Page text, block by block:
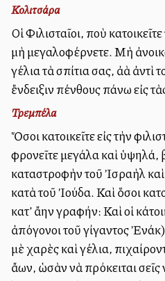
Κολιτσάρα
Οἱ Φιλισταῖοι, ποὺ
μὴ μεγαλοφέρνετε. Μὴ
γέλια τὰ σπίτια σας, ἀλλὰ
ἔνδειξιν πένθους ἐπάνω εἰς
Τρεμπέλα
Ὅσοι κατοικεῖτε εἰς τὴν
φρονεῖτε μεγάλα καὶ ὑψηλά,
καταστροφὴν τοῦ Ἰσραὴλ
κατὰ τοῦ Ἰούδα. Καὶ ὅσοι
κατ’ ἄλλην γραφήν: Καὶ οἱ
ἀπόγονοι τοῦ γίγαντος
μὲ χαρὲς καὶ γέλια,
ἄλλων, ὡσὰν νὰ πρόκειται